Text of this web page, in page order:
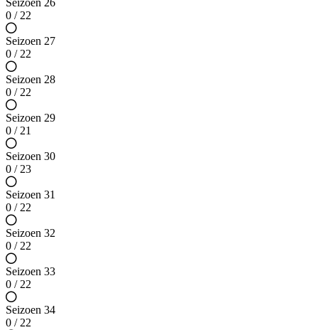
Seizoen 26
0 / 22
Seizoen 27
0 / 22
Seizoen 28
0 / 22
Seizoen 29
0 / 21
Seizoen 30
0 / 23
Seizoen 31
0 / 22
Seizoen 32
0 / 22
Seizoen 33
0 / 22
Seizoen 34
0 / 22